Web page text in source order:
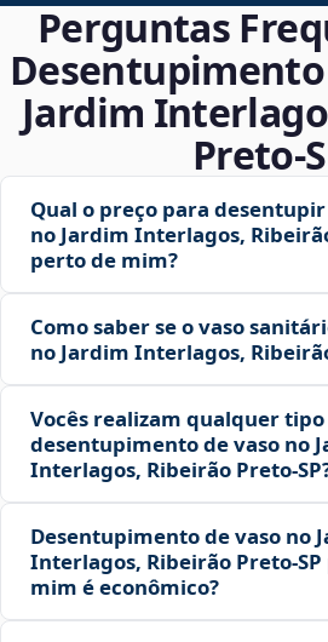
Perguntas
Desentupimento
Jardim
Qual o preço para
no Jardim Interlagos,
perto de mim?
Como saber se o vaso
no Jardim Interlagos,
Vocês realizam qualquer
desentupimento de vaso no
Interlagos, Ribeirão
Desentupimento de vaso no
Interlagos, Ribeirão
mim é econômico?